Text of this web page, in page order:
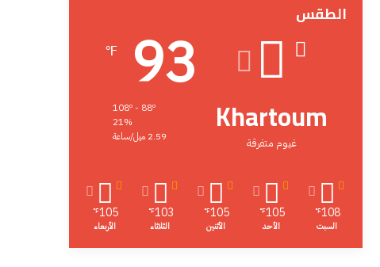
الطقس
Khartoum
غيوم متفرقة
93
℉
108º - 88º
21%
2.59 ميل/ساعة
108
℉
السبت
105
℉
الأحد
105
℉
الأثنين
103
℉
الثلاثاء
105
℉
الأربعاء